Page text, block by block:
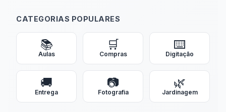
CATEGORIAS POPULARES
📚
Aulas
🛒
Compras
⌨️
Digitação
🚚
Entrega
📷
Fotografia
🌿
Jardinagem